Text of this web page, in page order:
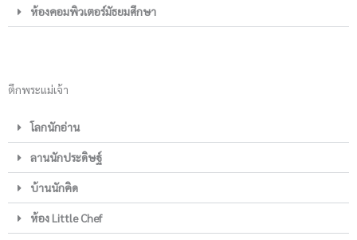
ห้องคอมพิวเตอร์มัธยมศึกษา
ตึกพระแม่เจ้า
โลกนักอ่าน
ลานนักประดิษฐ์
บ้านนักคิด
ห้อง Little Chef